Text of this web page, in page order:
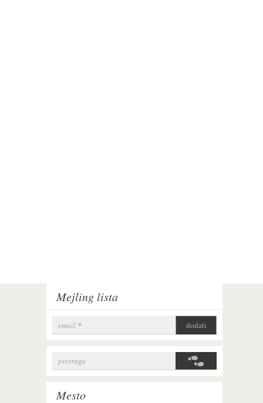
Mejling lista
email *
Search form
pretraga
Mesto